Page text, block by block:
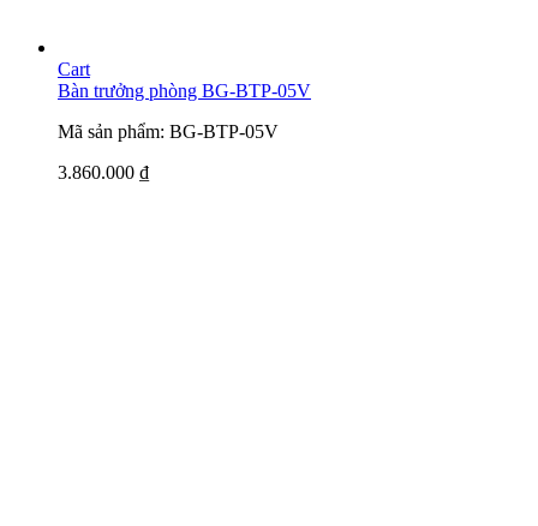
Cart
Bàn trưởng phòng BG-BTP-05V
Mã sản phẩm: BG-BTP-05V
3.860.000 ₫